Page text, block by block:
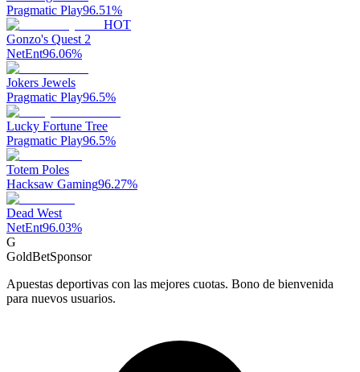
Pragmatic Play96.51%
HOT
Gonzo's Quest 2
NetEnt96.06%
Jokers Jewels
Pragmatic Play96.5%
Lucky Fortune Tree
Pragmatic Play96.5%
Totem Poles
Hacksaw Gaming96.27%
Dead West
NetEnt96.03%
G
GoldBetSponsor
Apuestas deportivas con las mejores cuotas. Bono de bienvenida
para nuevos usuarios.